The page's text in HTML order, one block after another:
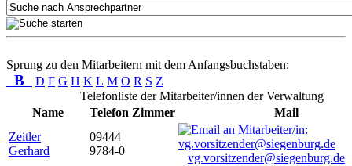
Sprung zu den Mitarbeitern mit dem Anfangsbuchstaben:
B D F G H K L M O R S Z
Telefonliste der Mitarbeiter/innen der Verwaltung
Name
Telefon Zimmer
Mail
Zeitler
Gerhard
09444
9784-0
vg.vorsitzender@siegenburg.de